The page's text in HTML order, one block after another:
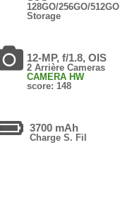
128GO/256GO/512GO
Storage
12-MP, f/1.8, OIS
2 Arrière Cameras
CAMERA HW
score: 148
3700 mAh
Charge S. Fil